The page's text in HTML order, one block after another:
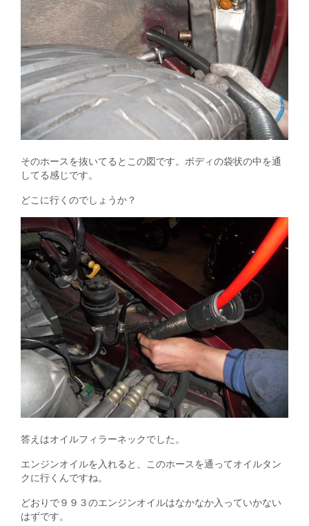
そのホースを抜いてるとこの図です。ボディの袋状の中を通
してる感じです。
どこに行くのでしょうか？
答えはオイルフィラーネックでした。
エンジンオイルを入れると、このホースを通ってオイルタン
クに行くんですね。
どおりで９９３のエンジンオイルはなかなか入っていかない
はずです。